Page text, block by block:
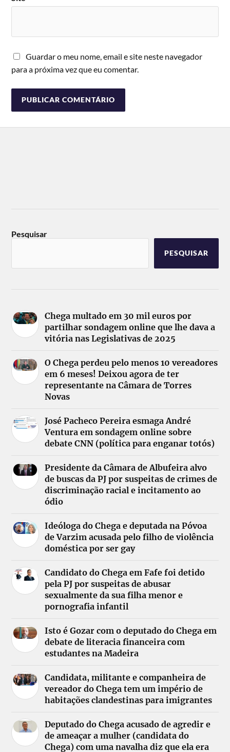
Guardar o meu nome, email e site neste navegador
para a próxima vez que eu comentar.
Pesquisar
PESQUISAR
Chega multado em 30 mil euros por
partilhar sondagem online que lhe dava a
vitória nas Legislativas de 2025
O Chega perdeu pelo menos 10 vereadores
em 6 meses! Deixou agora de ter
representante na Câmara de Torres
Novas
José Pacheco Pereira esmaga André
Ventura em sondagem online sobre
debate CNN (política para enganar totós)
Presidente da Câmara de Albufeira alvo
de buscas da PJ por suspeitas de crimes de
discriminação racial e incitamento ao
ódio
Ideóloga do Chega e deputada na Póvoa
de Varzim acusada pelo filho de violência
doméstica por ser gay
Candidato do Chega em Fafe foi detido
pela PJ por suspeitas de abusar
sexualmente da sua filha menor e
pornografia infantil
Isto é Gozar com o deputado do Chega em
debate de literacia financeira com
estudantes na Madeira
Candidata, militante e companheira de
vereador do Chega tem um império de
habitações clandestinas para imigrantes
Deputado do Chega acusado de agredir e
de ameaçar a mulher (candidata do
Chega) com uma navalha diz que ela era